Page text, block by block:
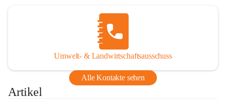
Umwelt- & Landwirtschaftsausschuss
Alle Kontakte sehen
Artikel